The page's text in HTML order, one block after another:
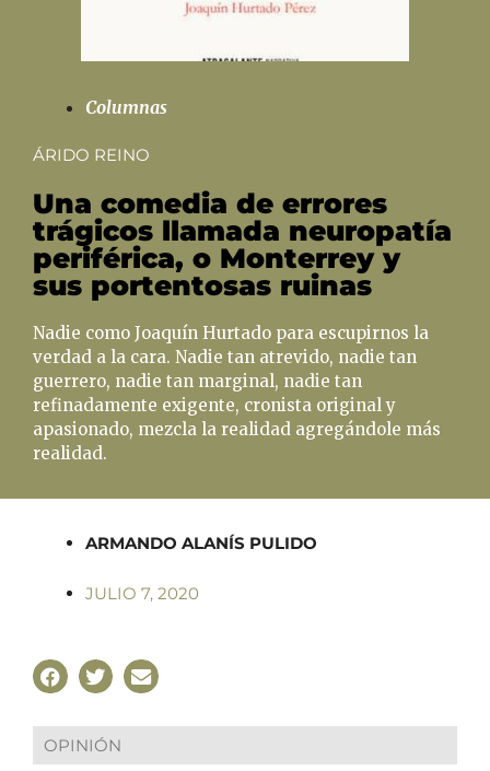
Columnas
ÁRIDO REINO
Una comedia de errores
trágicos llamada neuropatía
periférica, o Monterrey y
sus portentosas ruinas
Nadie como Joaquín Hurtado para escupirnos la
verdad a la cara. Nadie tan atrevido, nadie tan
guerrero, nadie tan marginal, nadie tan
refinadamente exigente, cronista original y
apasionado, mezcla la realidad agregándole más
realidad.
ARMANDO ALANÍS PULIDO
JULIO 7, 2020
OPINIÓN